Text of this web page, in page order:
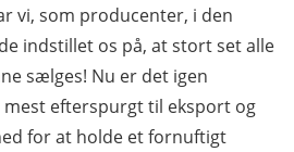
vi, som producenter, i den
indstillet os på, at stort set alle
sælges! Nu er det igen
efterspurgt til eksport og
for at holde et fornuftigt